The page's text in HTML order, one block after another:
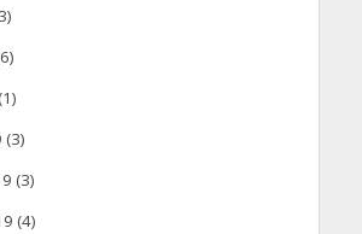
(3)
(3)
(4)